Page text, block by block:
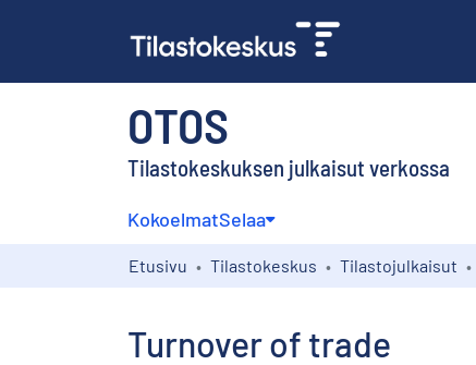
OTOS
Tilastokeskuksen julkaisut verkossa
KokoelmatSelaa
Etusivu Tilastokeskus Tilastojulkaisut
Turnover of trade